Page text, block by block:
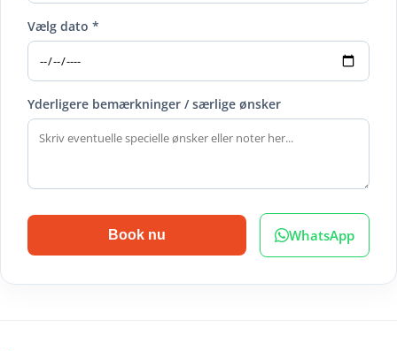
Vælg dato *
Yderligere bemærkninger / særlige ønsker
Book nu WhatsApp